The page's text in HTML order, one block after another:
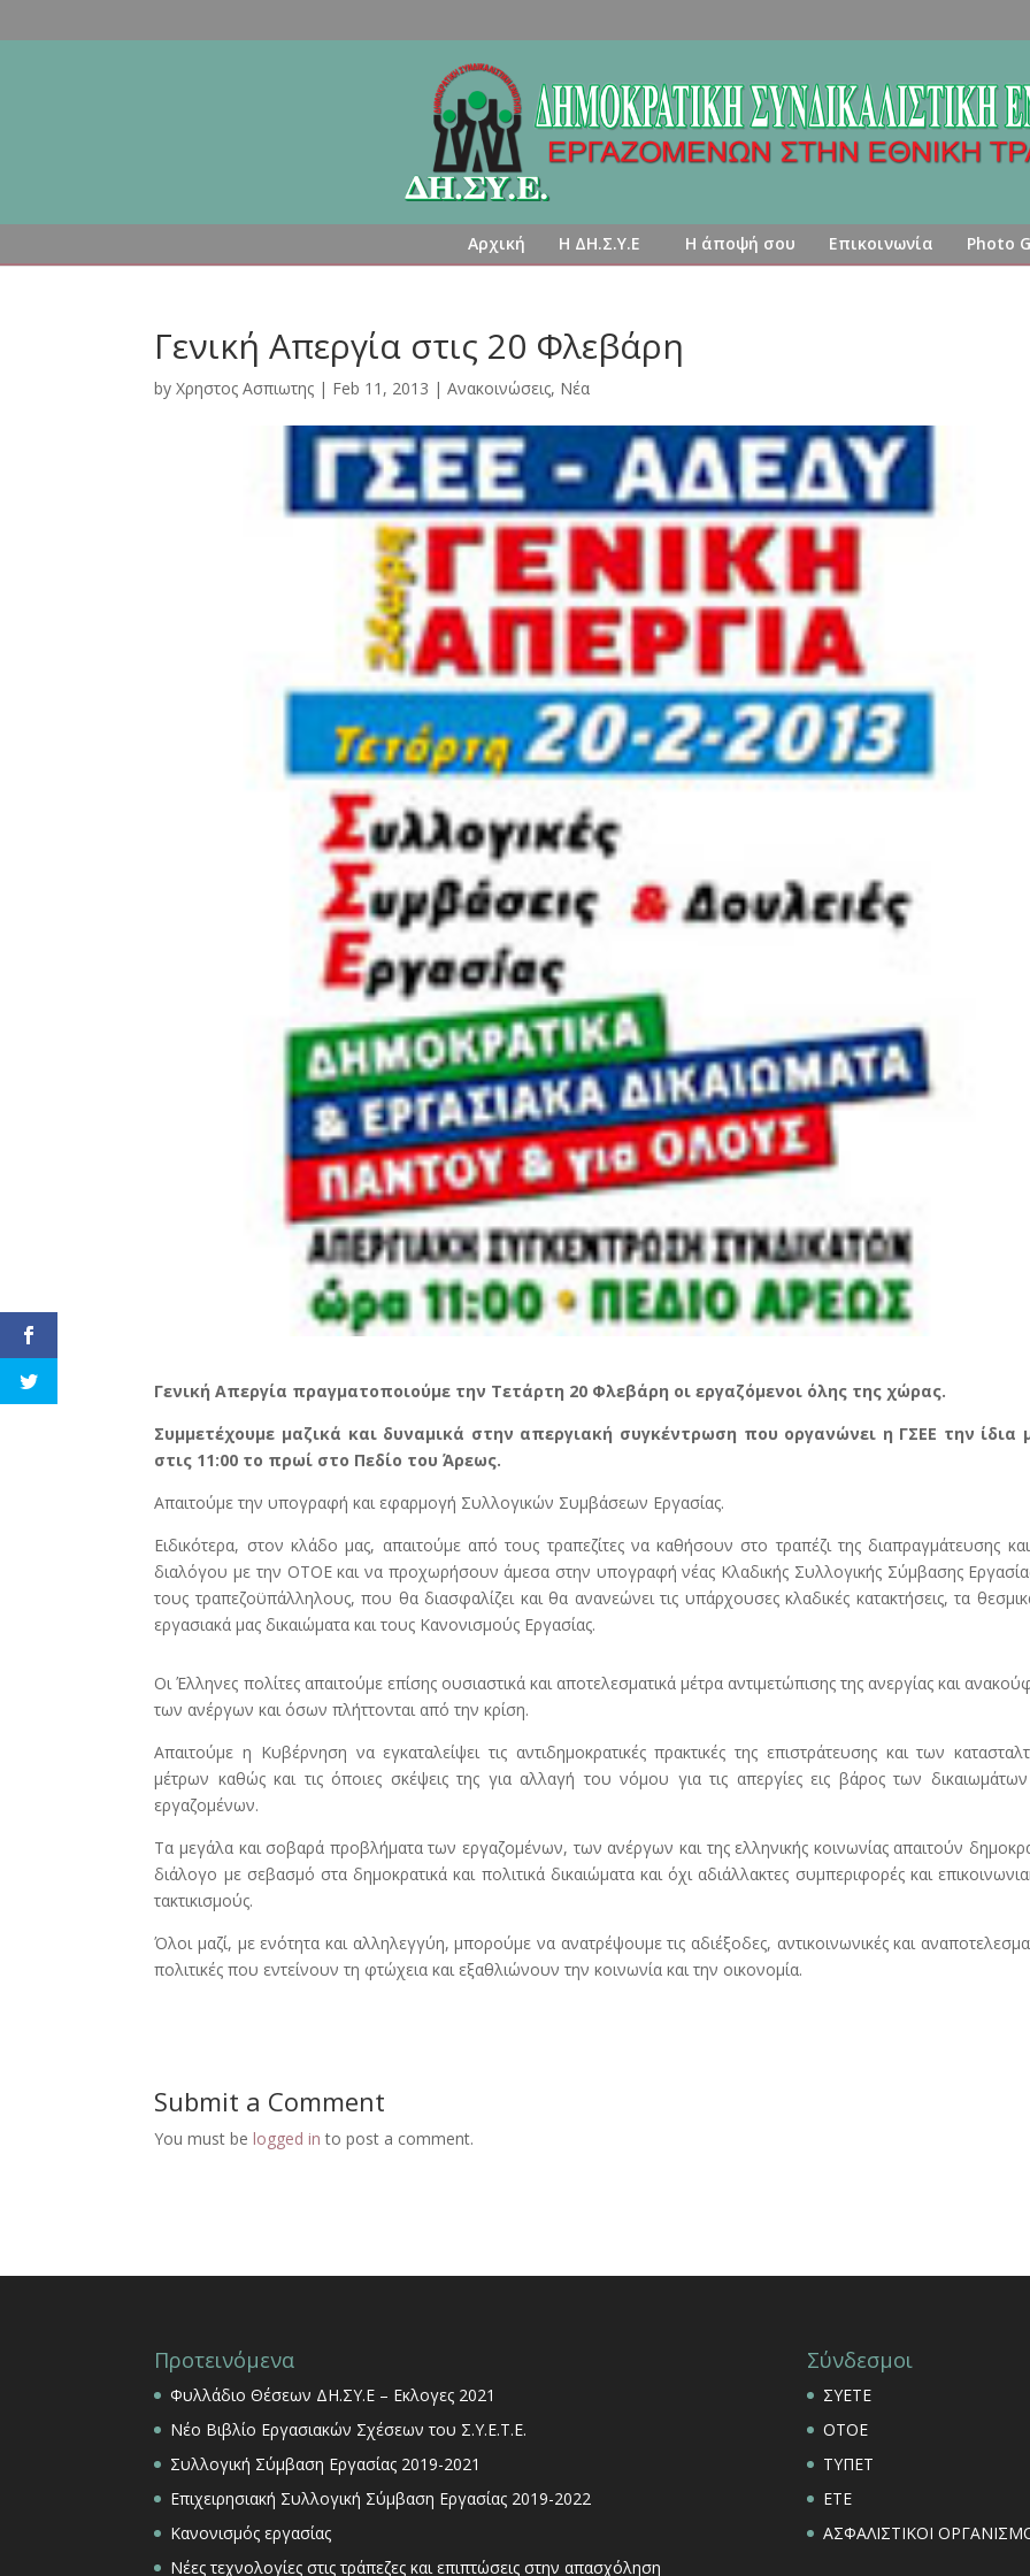
Αρχική Η ΔΗ.Σ.Υ.Ε Η άποψή σου Επικοινωνία Photo
Γενική Απεργία στις 20 Φλεβάρη
byΧρηστος Ασπιωτης | Feb 11, 2013 |Ανακοινώσεις, Νέα
Γενική Απεργία πραγματοποιούμε την Τετάρτη 20 Φλεβάρη οι εργαζόμενοι όλης της χώρας.
Συμμετέχουμε μαζικά και δυναμικά στην απεργιακή συγκέντρωση που οργανώνει η ΓΣΕΕ την ίδια
στις 11:00 το πρωί στο Πεδίο του Άρεως.
Απαιτούμε την υπογραφή και εφαρμογή Συλλογικών Συμβάσεων Εργασίας.
Ειδικότερα, στον κλάδο μας, απαιτούμε από τους τραπεζίτες να καθήσουν στο τραπέζι της διαπραγμάτευσης
διαλόγου με την ΟΤΟΕ και να προχωρήσουν άμεσα στην υπογραφή νέας Κλαδικής Συλλογικής Σύμβασης
τους τραπεζοϋπάλληλους, που θα διασφαλίζει και θα ανανεώνει τις υπάρχουσες κλαδικές κατακτήσεις, τα
εργασιακά μας δικαιώματα και τους Κανονισμούς Εργασίας.
Οι Έλληνες πολίτες απαιτούμε επίσης ουσιαστικά και αποτελεσματικά μέτρα αντιμετώπισης της ανεργίας και
των ανέργων και όσων πλήττονται από την κρίση.
Απαιτούμε η Κυβέρνηση να εγκαταλείψει τις αντιδημοκρατικές πρακτικές της επιστράτευσης και των
μέτρων καθώς και τις όποιες σκέψεις της για αλλαγή του νόμου για τις απεργίες εις βάρος των
εργαζομένων.
Τα μεγάλα και σοβαρά προβλήματα των εργαζομένων, των ανέργων και της ελληνικής κοινωνίας απαιτούν
διάλογο με σεβασμό στα δημοκρατικά και πολιτικά δικαιώματα και όχι αδιάλλακτες συμπεριφορές και
τακτικισμούς.
Όλοι μαζί, με ενότητα και αλληλεγγύη, μπορούμε να ανατρέψουμε τις αδιέξοδες, αντικοινωνικές και
πολιτικές που εντείνουν τη φτώχεια και εξαθλιώνουν την κοινωνία και την οικονομία.
Submit a Comment
You must belogged in to post a comment.
Προτεινόμενα
Φυλλάδιο Θέσεων ΔΗ.ΣΥ.Ε – Εκλογες 2021
Νέο Βιβλίο Εργασιακών Σχέσεων του Σ.Υ.Ε.Τ.Ε.
Συλλογική Σύμβαση Εργασίας 2019-2021
Επιχειρησιακή Συλλογική Σύμβαση Εργασίας 2019-2022
Κανονισμός εργασίας
Νέες τεχνολογίες στις τράπεζες και επιπτώσεις στην απασχόληση
Σύνδεσμοι
ΣΥΕΤΕ
ΟΤΟΕ
ΤΥΠΕΤ
ΕΤΕ
ΑΣΦΑΛΙΣΤΙΚΟΙ